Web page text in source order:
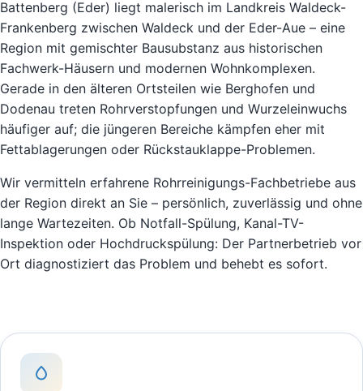
Battenberg (Eder) liegt malerisch im Landkreis Waldeck-
Frankenberg zwischen Waldeck und der Eder-Aue – eine
Region mit gemischter Bausubstanz aus historischen
Fachwerk-Häusern und modernen Wohnkomplexen.
Gerade in den älteren Ortsteilen wie Berghofen und
Dodenau treten Rohrverstopfungen und Wurzeleinwuchs
häufiger auf; die jüngeren Bereiche kämpfen eher mit
Fettablagerungen oder Rückstauklappe-Problemen.
Wir vermitteln erfahrene Rohrreinigungs-Fachbetriebe aus
der Region direkt an Sie – persönlich, zuverlässig und ohne
lange Wartezeiten. Ob Notfall-Spülung, Kanal-TV-
Inspektion oder Hochdruckspülung: Der Partnerbetrieb vor
Ort diagnostiziert das Problem und behebt es sofort.